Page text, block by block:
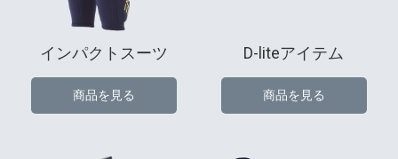
インパクトスーツ
商品を見る
D-liteアイテム
商品を見る